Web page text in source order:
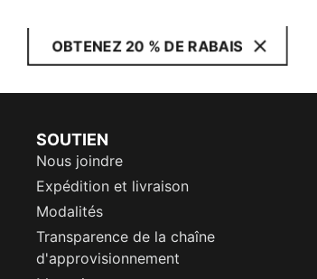
OBTENEZ 20 % DE RABAIS
SOUTIEN
Nous joindre
Expédition et livraison
Modalités
Transparence de la chaîne
d'approvisionnement